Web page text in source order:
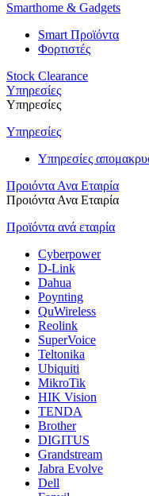
Smarthome & Gadgets
Smart Προϊόντα
Φορτιστές
Stock Clearance
Υπηρεσίες
Υπηρεσίες
Υπηρεσίες
Υπηρεσίες
Προιόντα Ανα Εταιρία
Προιόντα Ανα Εταιρία
Προϊόντα ανά εταιρία
Cyberpower
D-Link
Dahua
Poynting
QuWireless
Reolink
SuperVoice
Teltonika
Ubiquiti
MikroTik
HIK Vision
TENDA
Brother
DIGITUS
Grandstream
Jabra Evolve
Dell